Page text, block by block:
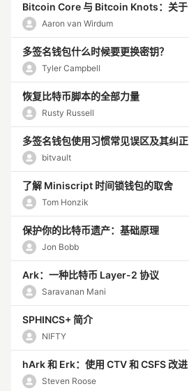
Aaron van Wirdum
多签名钱包什么时候要更换密钥？
Tyler Campbell
恢复比特币脚本的全部力量
Rusty Russell
多签名钱包使用习惯常见误区及其纠正
bitvault
了解 Miniscript 时间锁钱包的取舍
Tom Honzik
保护你的比特币遗产：基础原理
Jon Bobb
Ark：一种比特币 Layer-2 协议
Saravanan Mani
SPHINCS+ 简介
NIFTY
Steven Roose